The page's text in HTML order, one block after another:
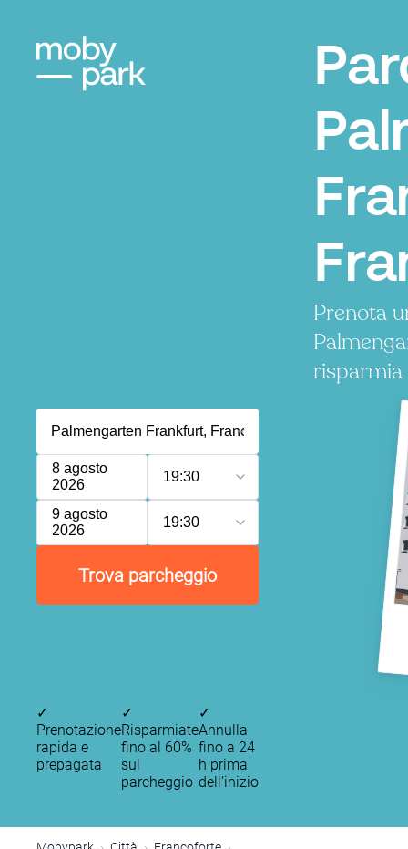
Prenota
risparmia
8 agosto
2026
19:30
9 agosto
2026
19:30
Trova parcheggio
✓
Prenotazione
rapida e
prepagata
✓
Risparmiate
fino al 60%
sul
parcheggio
✓
Annulla
fino a 24
h prima
dell’inizio